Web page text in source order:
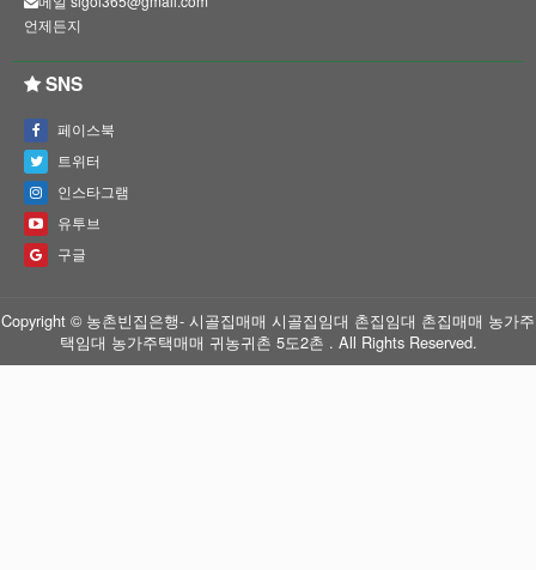
언제든지
SNS
페이스북
트위터
인스타그램
유투브
구글
Copyright © 농촌빈집은행- 시골집매매 시골집임대 촌집임대 촌집매매 농가주
택임대 농가주택매매 귀농귀촌 5도2촌 . All Rights Reserved.